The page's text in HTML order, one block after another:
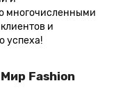
многочисленными
и
успеха!
Fashion